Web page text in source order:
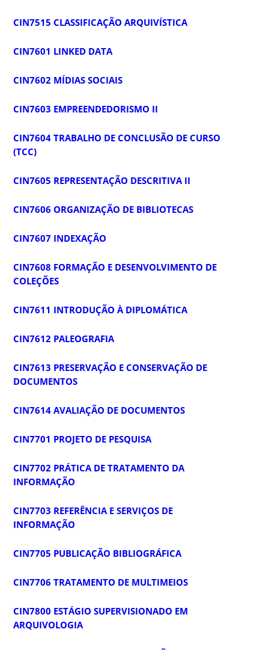
CIN7515 CLASSIFICAÇÃO ARQUIVÍSTICA
CIN7601 LINKED DATA
CIN7602 MÍDIAS SOCIAIS
CIN7603 EMPREENDEDORISMO II
CIN7604 TRABALHO DE CONCLUSÃO DE CURSO
(TCC)
CIN7605 REPRESENTAÇÃO DESCRITIVA II
CIN7606 ORGANIZAÇÃO DE BIBLIOTECAS
CIN7607 INDEXAÇÃO
CIN7608 FORMAÇÃO E DESENVOLVIMENTO DE
COLEÇÕES
CIN7611 INTRODUÇÃO À DIPLOMÁTICA
CIN7612 PALEOGRAFIA
CIN7613 PRESERVAÇÃO E CONSERVAÇÃO DE
DOCUMENTOS
CIN7614 AVALIAÇÃO DE DOCUMENTOS
CIN7701 PROJETO DE PESQUISA
CIN7702 PRÁTICA DE TRATAMENTO DA
INFORMAÇÃO
CIN7703 REFERÊNCIA E SERVIÇOS DE
INFORMAÇÃO
CIN7705 PUBLICAÇÃO BIBLIOGRÁFICA
CIN7706 TRATAMENTO DE MULTIMEIOS
CIN7800 ESTÁGIO SUPERVISIONADO EM
ARQUIVOLOGIA